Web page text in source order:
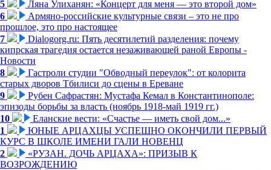
5
Ляна Улиханян: «Концерт для меня — это второй дом»
6
Армяно-российские культурные связи – это не про
прошлое, это про настоящее
7
Dialogorg.ru: Пять десятилетий разделения: почему
кипрская трагедия остается незаживающей раной Европы -
Новости
8
Гастроли студии "Обводный переулок": от колорита
старых дворов Тбилиси до сцены в Ереване
9
Рубен Сафрастян: Мустафа Кемал в Константинополе:
эпизоды борьбы за власть (ноябрь 1918-май 1919 гг.)
10
Еланские вести: «Счастье — иметь свой дом...»
1
ЮНЫЕ АРЦАХЦЫ УСПЕШНО ОКОНЧИЛИ ПЕРВЫЙ
КУРС В ШКОЛЕ ИМЕНИ ГАЛИ НОВЕНЦ
2
«РУЗАН. ДОЧЬ АРЦАХА»: ПРИЗЫВ К
ВОЗРОЖДЕНИЮ